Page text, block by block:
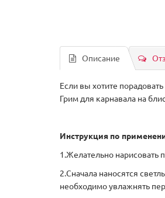
Описание
Если вы хотите
Грим для карнавала на
Инструкция по
1.Желательно нарисовать
2.Сначала наносятся
необходимо увлажнять